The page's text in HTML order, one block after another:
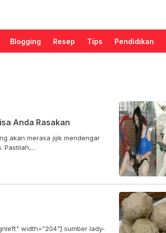
Blogging Resep Tips Pendidikan
Anda Rasakan
akan merasa jijik mendengar
Pastilah,...
width="204"] sumber lady-